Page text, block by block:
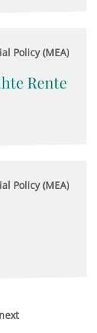
Policy (MEA)
Rente
Policy (MEA)
next